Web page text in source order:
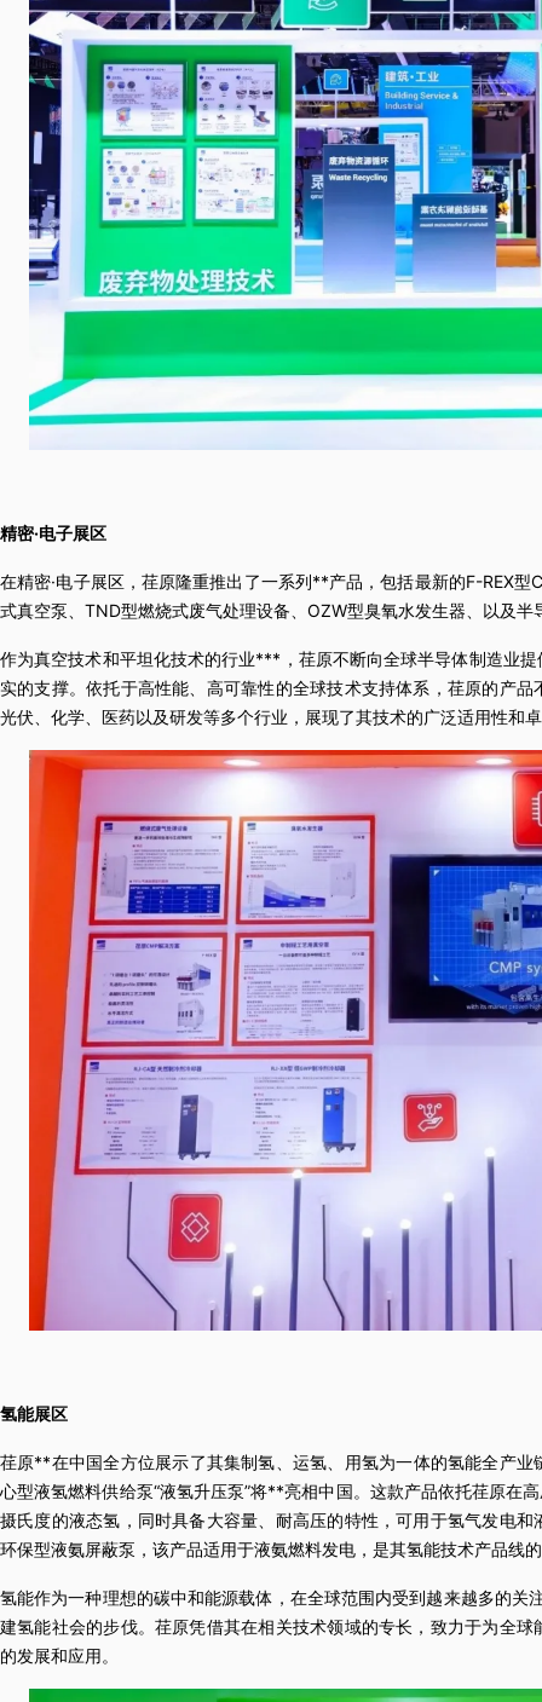
精密·电子展区
在精密·电子展区，荏原隆重推出了一系列**产品，包括最新的F-REX
式真空泵、TND型燃烧式废气处理设备、OZW型臭氧水发生器、以及半
作为真空技术和平坦化技术的行业***，荏原不断向全球半导体制造业
实的支撑。依托于高性能、高可靠性的全球技术支持体系，荏原的产
光伏、化学、医药以及研发等多个行业，展现了其技术的广泛适用性和
氢能展区
荏原**在中国全方位展示了其集制氢、运氢、用氢为一体的氢能全产
心型液氢燃料供给泵“液氢升压泵”将**亮相中国。这款产品依托荏原在
摄氏度的液态氢，同时具备大容量、耐高压的特性，可用于氢气发电
环保型液氨屏蔽泵，该产品适用于液氨燃料发电，是其氢能技术产品线
氢能作为一种理想的碳中和能源载体，在全球范围内受到越来越多的
建氢能社会的步伐。荏原凭借其在相关技术领域的专长，致力于为全
的发展和应用。